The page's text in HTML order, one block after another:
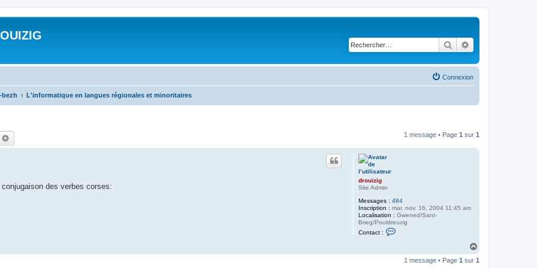
Rechercher
Connexion
bezh L'informatique en langues régionales et minoritaires
1 message • Page 1 sur 1
drouizig
Site Admin
Messages : 484
Inscription : mar. nov. 16, 2004 11:45 am
Localisation : Gwened/Sant-
Brieg/Pouldreuzig
Contact :
des verbes corses:
u
1 message • Page 1 sur 1